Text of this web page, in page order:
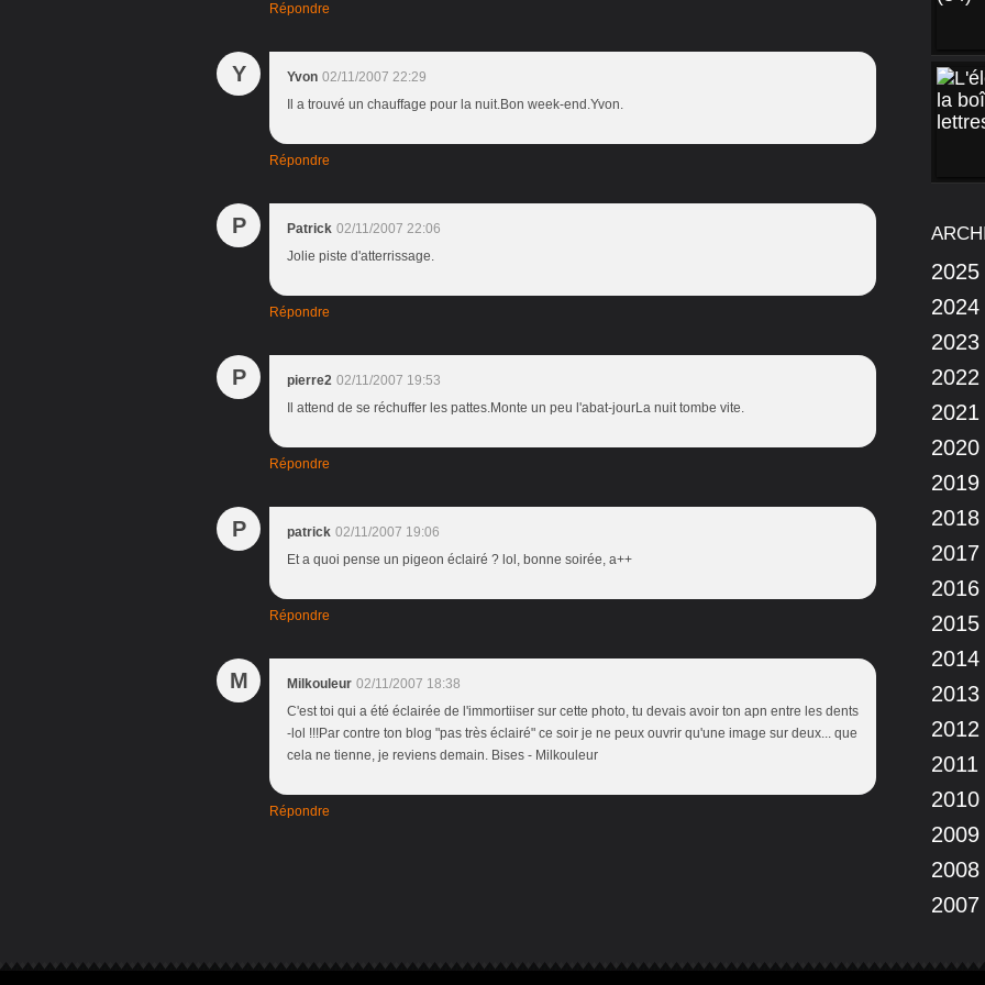
Répondre
Y Yvon 02/11/2007 22:29
Il a trouvé un chauffage pour la nuit.Bon week-end.Yvon.
Répondre
P Patrick 02/11/2007 22:06
Jolie piste d'atterrissage.
Répondre
P pierre2 02/11/2007 19:53
Il attend de se réchuffer les pattes.Monte un peu l'abat-jourLa nuit tombe vite.
Répondre
P patrick 02/11/2007 19:06
Et a quoi pense un pigeon éclairé ? lol, bonne soirée, a++
Répondre
M Milkouleur 02/11/2007 18:38
C'est toi qui a été éclairée de l'immortiiser sur cette photo, tu devais avoir ton apn entre les dents
-lol !!!Par contre ton blog "pas très éclairé" ce soir je ne peux ouvrir qu'une image sur deux... que
cela ne tienne, je reviens demain. Bises - Milkouleur
Répondre
2025
2024
2023
2022
2021
2020
2019
2018
2017
2016
2015
2014
2013
2012
2011
2010
2009
2008
2007